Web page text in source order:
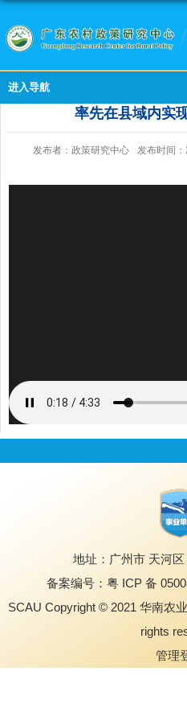
进入导航
率先在县域内实
发布者：政策研究中心 发布时间
地址：广州市 天河
备案编号：粤 ICP 备
SCAU Copyright © 2021 华南农
rights
管理